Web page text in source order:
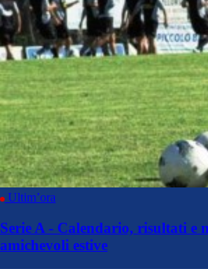
Ultim’ora
Serie A - Calendario, risultati e
amichevoli estive